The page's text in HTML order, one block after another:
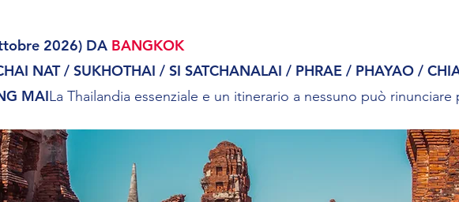
2026) DA BANGKOK
NAT / SUKHOTHAI / SI SATCHANALAI / PHRAE / PHAYAO /
MAILa Thailandia essenziale e un itinerario a nessuno può rinunciare